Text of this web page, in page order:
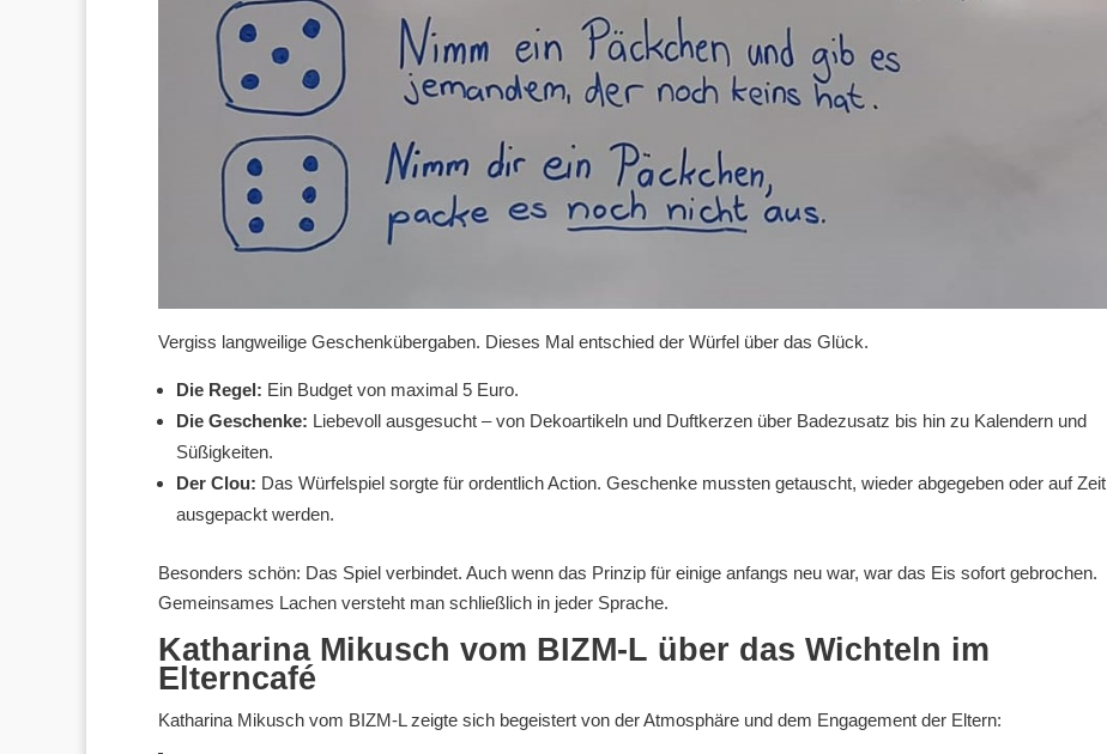
Vergiss langweilige Geschenkübergaben. Dieses Mal entschied der Würfel über das Glück.
Die Regel: Ein Budget von maximal 5 Euro.
Die Geschenke: Liebevoll ausgesucht – von Dekoartikeln und Duftkerzen über Badezusatz bis hin zu Kalendern und
Süßigkeiten.
Der Clou: Das Würfelspiel sorgte für ordentlich Action. Geschenke mussten getauscht, wieder abgegeben oder auf Zeit
ausgepackt werden.
Besonders schön: Das Spiel verbindet. Auch wenn das Prinzip für einige anfangs neu war, war das Eis sofort gebrochen.
Gemeinsames Lachen versteht man schließlich in jeder Sprache.
Katharina Mikusch vom BIZM-L über das Wichteln im
Elterncafé
Katharina Mikusch vom BIZM-L zeigte sich begeistert von der Atmosphäre und dem Engagement der Eltern: